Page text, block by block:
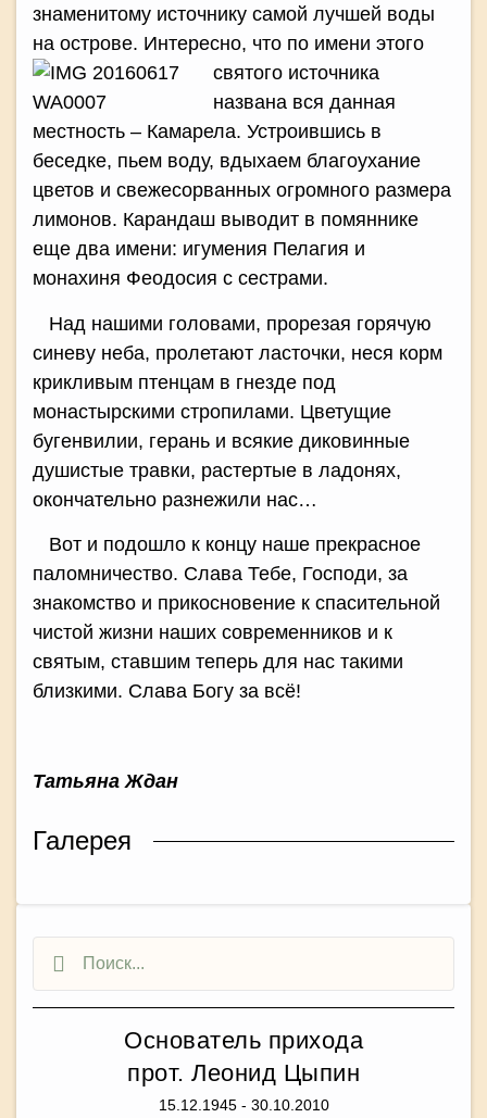
Основатель прихода
прот. Леонид Цыпин
15.12.1945 - 30.10.2010
знаменитому источнику самой лучшей воды
на острове. Интересно, что по имени этого
святого источника
названа вся данная
местность – Камарела. Устроившись в
беседке, пьем воду, вдыхаем благоухание
цветов и свежесорванных огромного размера
лимонов. Карандаш выводит в помяннике
еще два имени: игумения Пелагия и
монахиня Феодосия с сестрами.
Над нашими головами, прорезая горячую
синеву неба, пролетают ласточки, неся корм
крикливым птенцам в гнезде под
монастырскими стропилами. Цветущие
бугенвилии, герань и всякие диковинные
душистые травки, растертые в ладонях,
окончательно разнежили нас…
Вот и подошло к концу наше прекрасное
паломничество. Слава Тебе, Господи, за
знакомство и прикосновение к спасительной
чистой жизни наших современников и к
святым, ставшим теперь для нас такими
близкими. Слава Богу за всё!
Татьяна Ждан
Галерея